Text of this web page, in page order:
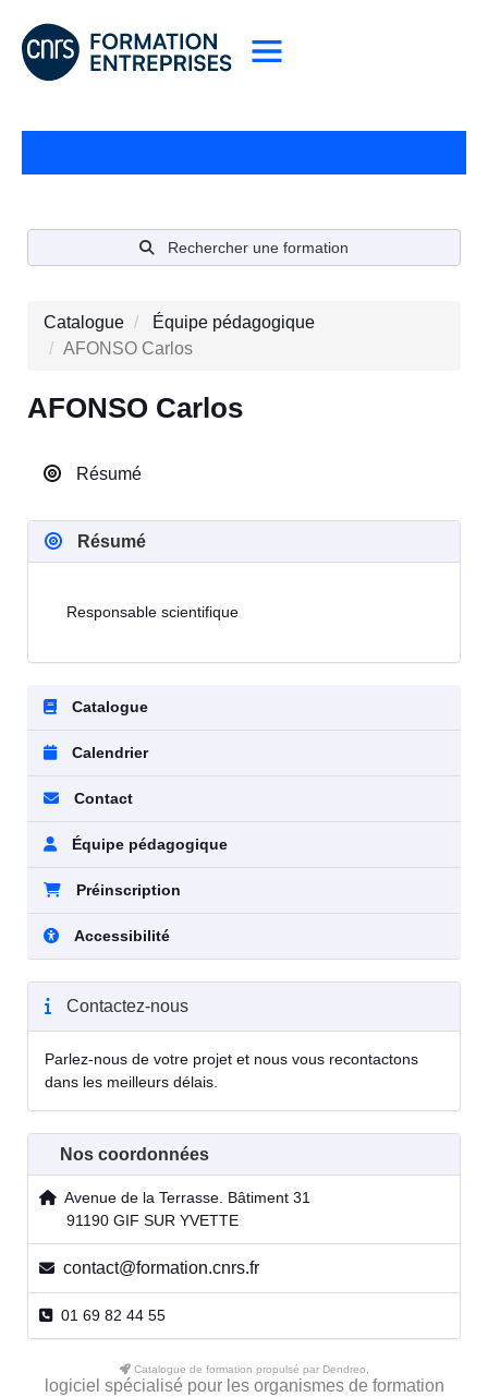
Rechercher une formation
Catalogue
Équipe pédagogique
AFONSO Carlos
AFONSO Carlos
Résumé
Résumé
Responsable scientifique
Catalogue
Calendrier
Contact
Équipe pédagogique
Préinscription
Accessibilité
Contactez-nous
Parlez-nous de votre projet et nous vous recontactons
dans les meilleurs délais.
Nos coordonnées
Avenue de la Terrasse. Bâtiment 31
91190 GIF SUR YVETTE
contact@formation.cnrs.fr
01 69 82 44 55
Catalogue de formation propulsé par Dendreo,
logiciel spécialisé pour les organismes de formation